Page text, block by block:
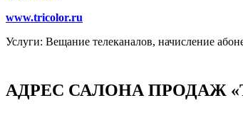
www.tricolor.ru
Услуги: Вещание телеканалов, начисление
АДРЕС САЛОНА ПРОДАЖ